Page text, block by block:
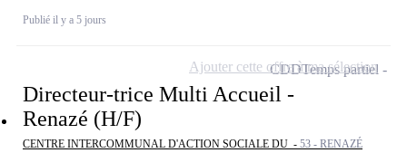
Publié il y a 5 jours
Directeur-trice Multi Accueil -
Renazé (H/F)
CENTRE INTERCOMMUNAL D'ACTION SOCIALE DU - 53 - RENAZÉ
CDDTemps partiel
Ajouter cette offre à ma sélection